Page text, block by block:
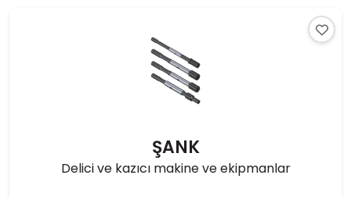
ŞANK
Delici ve kazıcı makine ve ekipmanlar